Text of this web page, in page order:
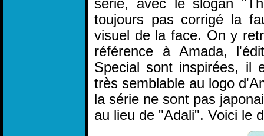
série, avec le slogan
toujours pas corrigé la
visuel de la face. On y
référence à Amada,
Special sont inspirées, il
très semblable au logo
la série ne sont pas
au lieu de "Adali". Voici le